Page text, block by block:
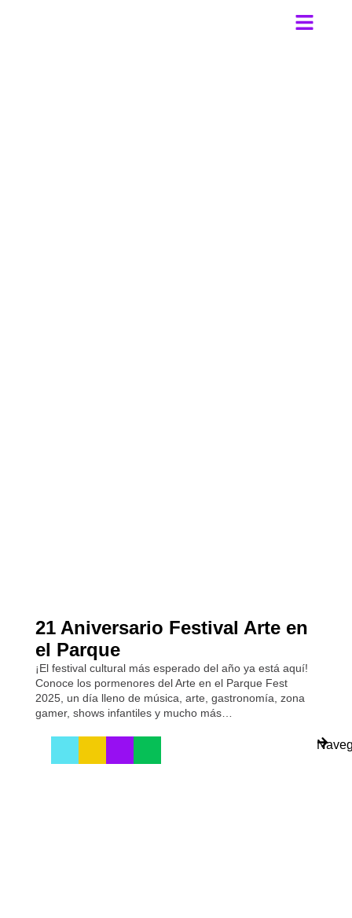
21 Aniversario Festival Arte en
el Parque​
¡El festival cultural más esperado del año ya está aquí!
Conoce los pormenores del Arte en el Parque Fest
2025, un día lleno de música, arte, gastronomía, zona
gamer, shows infantiles y mucho más…